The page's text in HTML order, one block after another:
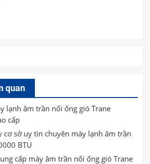
quan
lạnh âm trần nối ống gió Trane
cấp
cơ sở uy tín chuyên máy lạnh âm trần
BTU
cấp máy âm trần nối ống gió Trane